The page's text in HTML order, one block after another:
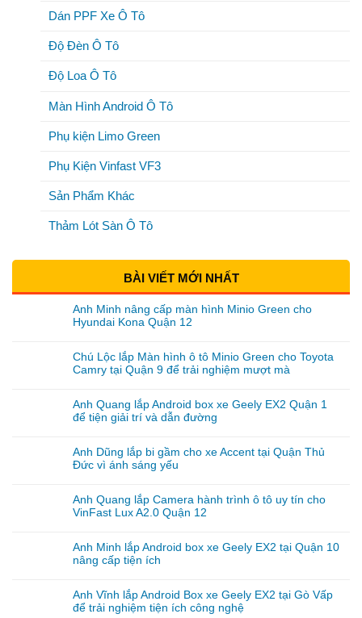
Dán PPF Xe Ô Tô
Độ Đèn Ô Tô
Độ Loa Ô Tô
Màn Hình Android Ô Tô
Phụ kiện Limo Green
Phụ Kiện Vinfast VF3
Sản Phẩm Khác
Thảm Lót Sàn Ô Tô
BÀI VIẾT MỚI NHẤT
Anh Minh nâng cấp màn hình Minio Green cho
Hyundai Kona Quận 12
Chú Lộc lắp Màn hình ô tô Minio Green cho Toyota
Camry tại Quận 9 để trải nghiệm mượt mà
Anh Quang lắp Android box xe Geely EX2 Quận 1
để tiện giải trí và dẫn đường
Anh Dũng lắp bi gầm cho xe Accent tại Quận Thủ
Đức vì ánh sáng yếu
Anh Quang lắp Camera hành trình ô tô uy tín cho
VinFast Lux A2.0 Quận 12
Anh Minh lắp Android box xe Geely EX2 tại Quận 10
nâng cấp tiện ích
Anh Vĩnh lắp Android Box xe Geely EX2 tại Gò Vấp
để trải nghiệm tiện ích công nghệ